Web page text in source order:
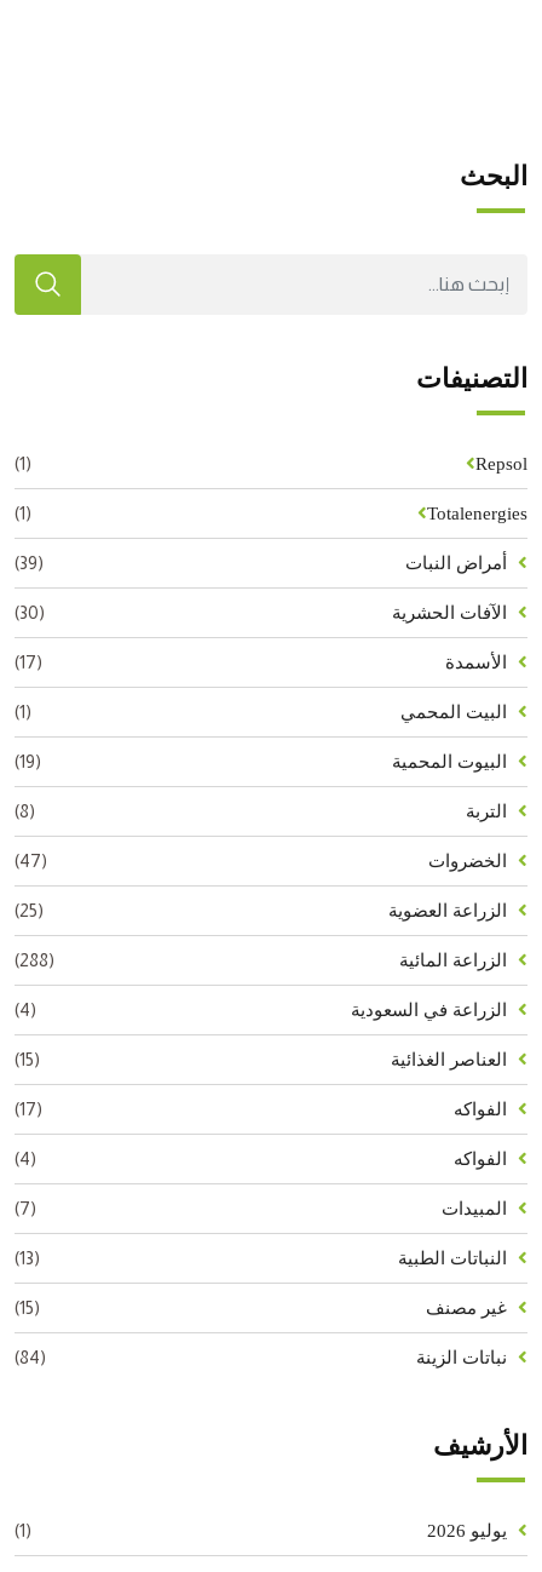
البحث
التصنيفات
Repsol
(1)
Totalenergies
(1)
أمراض النبات (39)
الآفات الحشرية (30)
الأسمدة (17)
البيت المحمي (1)
البيوت المحمية (19)
التربة (8)
الخضروات (47)
الزراعة العضوية (25)
الزراعة المائية (288)
الزراعة في السعودية (4)
العناصر الغذائية (15)
الفواكه (17)
الفواكه (4)
المبيدات (7)
النباتات الطبية (13)
غير مصنف (15)
نباتات الزينة (84)
الأرشيف
يوليو 2026 (1)